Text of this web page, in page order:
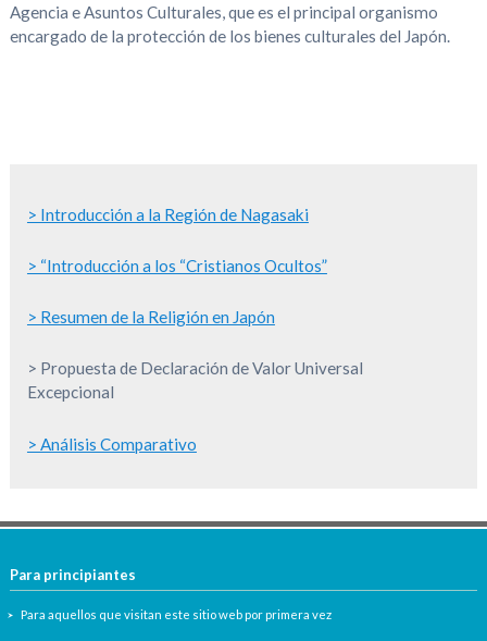
Agencia e Asuntos Culturales, que es el principal organismo
encargado de la protección de los bienes culturales del Japón.
> Introducción a la Región de Nagasaki
> “Introducción a los “Cristianos Ocultos”
> Resumen de la Religión en Japón
> Propuesta de Declaración de Valor Universal
Excepcional
> Análisis Comparativo
Para principiantes
Para aquellos que visitan este sitio web por primera vez